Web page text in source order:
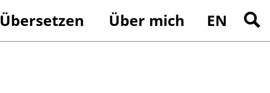
Übersetzen Über mich EN